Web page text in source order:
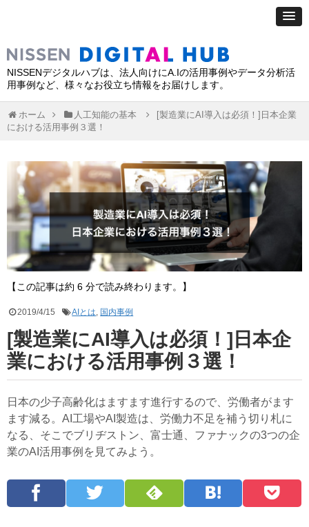
NISSENデジタルハブは、法人向けにA.Iの活用事例やデータ分析活
用事例など、様々なお役立ち情報をお届けします。
ホーム 人工知能の基本
[製造業にAI導入は必須！]日本企業
における活用事例３選！
【この記事は約 6 分で読み終わります。】
2019/4/15 AIとは, 国内事例
[製造業にAI導入は必須！]日本企
業における活用事例３選！
日本の少子高齢化はますます進行するので、労働者がます
ます減る。AI工場やAI製造は、労働力不足を補う切り札に
なる、そこでブリヂストン、富士通、ファナックの3つの企
業のAI活用事例を見てみよう。